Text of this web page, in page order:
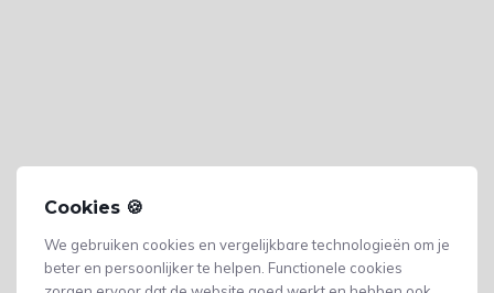
Cookies 🍪
We gebruiken cookies en vergelijkbare technologieën om je
beter en persoonlijker te helpen. Functionele cookies